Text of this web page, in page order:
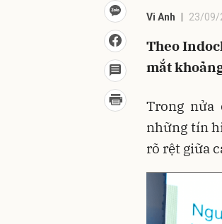
Vi Anh 23/09/
Theo
mắt
Trong nửa
những tín
rõ rệt giữa